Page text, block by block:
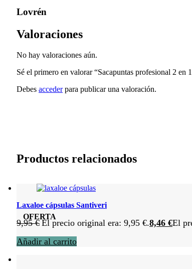
Lovrén
Valoraciones
No hay valoraciones aún.
Sé el primero en valorar “Sacapuntas profesional 2
Debes accederpara publicar una valoración.
Productos relacionados
OFERTA
Laxaloe cápsulas Santiveri
9,95€ El precio original era: 9,95 €.8,46 €El
Añadir al carrito